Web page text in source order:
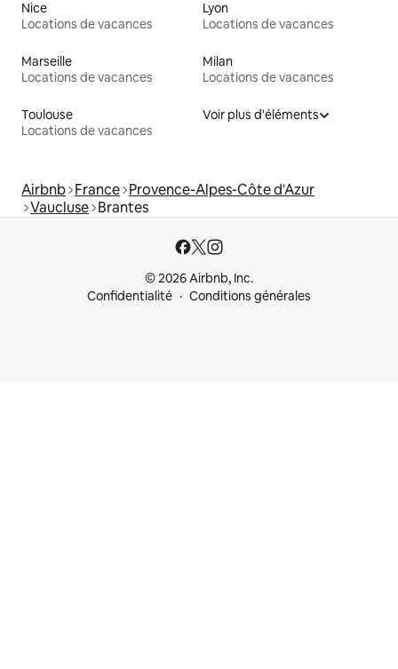
Nice
Locations de vacances
Lyon
Locations de vacances
Marseille
Locations de vacances
Milan
Locations de vacances
Toulouse
Locations de vacances
Voir plus d'éléments
Airbnb France Provence-Alpes-Côte d'Azur
Vaucluse Brantes
© 2026 Airbnb, Inc.
Confidentialité
Conditions générales